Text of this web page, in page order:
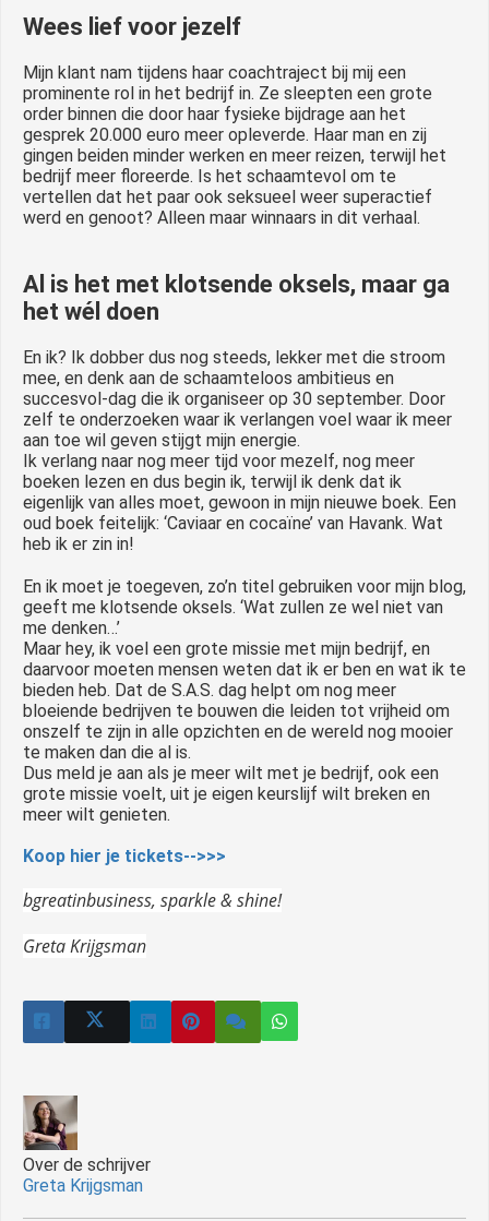
Wees lief voor jezelf
Mijn klant nam tijdens haar coachtraject bij mij een
prominente rol in het bedrijf in. Ze sleepten een grote
order binnen die door haar fysieke bijdrage aan het
gesprek 20.000 euro meer opleverde. Haar man en zij
gingen beiden minder werken en meer reizen, terwijl het
bedrijf meer floreerde. Is het schaamtevol om te
vertellen dat het paar ook seksueel weer superactief
werd en genoot? Alleen maar winnaars in dit verhaal.
Al is het met klotsende oksels, maar ga
het wél doen
En ik? Ik dobber dus nog steeds, lekker met die stroom
mee, en denk aan de schaamteloos ambitieus en
succesvol-dag die ik organiseer op 30 september. Door
zelf te onderzoeken waar ik verlangen voel waar ik meer
aan toe wil geven stijgt mijn energie.
Ik verlang naar nog meer tijd voor mezelf, nog meer
boeken lezen en dus begin ik, terwijl ik denk dat ik
eigenlijk van alles moet, gewoon in mijn nieuwe boek. Een
oud boek feitelijk: ‘Caviaar en cocaïne’ van Havank. Wat
heb ik er zin in!
En ik moet je toegeven, zo’n titel gebruiken voor mijn blog,
geeft me klotsende oksels. ‘Wat zullen ze wel niet van
me denken…’
Maar hey, ik voel een grote missie met mijn bedrijf, en
daarvoor moeten mensen weten dat ik er ben en wat ik te
bieden heb. Dat de S.A.S. dag helpt om nog meer
bloeiende bedrijven te bouwen die leiden tot vrijheid om
onszelf te zijn in alle opzichten en de wereld nog mooier
te maken dan die al is.
Dus meld je aan als je meer wilt met je bedrijf, ook een
grote missie voelt, uit je eigen keurslijf wilt breken en
meer wilt genieten.
Koop hier je tickets-->>>
bgreatinbusiness, sparkle & shine!
Greta Krijgsman
Over de schrijver
Greta Krijgsman